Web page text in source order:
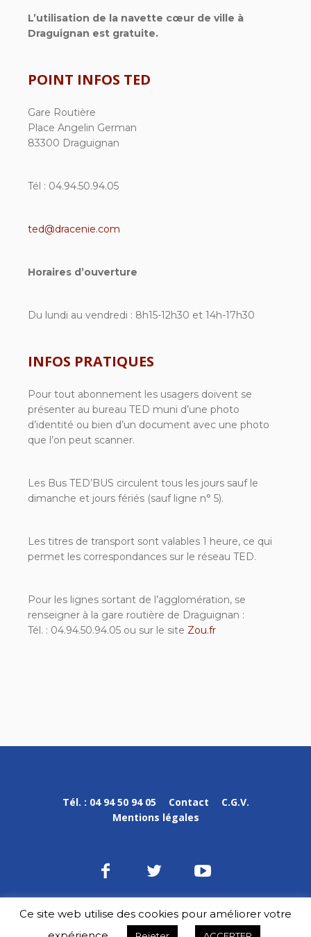
L’utilisation de la navette cœur de ville à
Draguignan est gratuite.
POINT INFOS TED
Gare Routière
Place Angelin German
83300 Draguignan
Tél : 04.94.50.94.05
ted@dracenie.com
Horaires d’ouverture
Du lundi au vendredi : 8h15-12h30 et 14h-17h30
INFOS PRATIQUES
Pour tout abonnement les usagers doivent se
présenter au bureau TED muni d’une photo
d’identité ou bien d’un document avec une photo
que l’on peut scanner.
Les Bus TED’BUS circulent tous les jours sauf le
dimanche et jours fériés (sauf ligne n° 5).
Les titres de transport sont valables 1 heure, ce qui
permet les correspondances sur le réseau TED.
Pour les lignes sortant de l’agglomération, se
renseigner à la gare routière de Draguignan :
Tél. : 04.94.50.94.05 ou sur le site Zou.fr
Tél. : 04 94 50 94 05 Contact
C.G.V.
Mentions légales
DPVa © 2020-2023 / Tous droits réservés
Ce site web utilise des cookies pour améliorer votre